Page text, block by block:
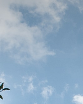
いろりとは
伝教大師